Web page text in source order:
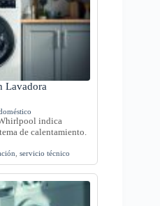
Lavadora
indica
de calentamiento.
servicio técnico